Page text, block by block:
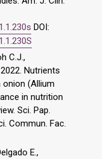
DOI:
C.J.,
Nutrients
(Allium
in nutrition
Sci. Pap.
Commun. Fac.
E.,